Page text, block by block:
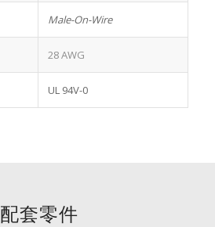
Male-On-Wire
28 AWG
UL 94V-0
配套零件